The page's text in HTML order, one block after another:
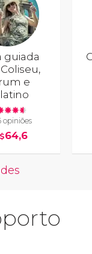
guiada
e
opiniões
64,6